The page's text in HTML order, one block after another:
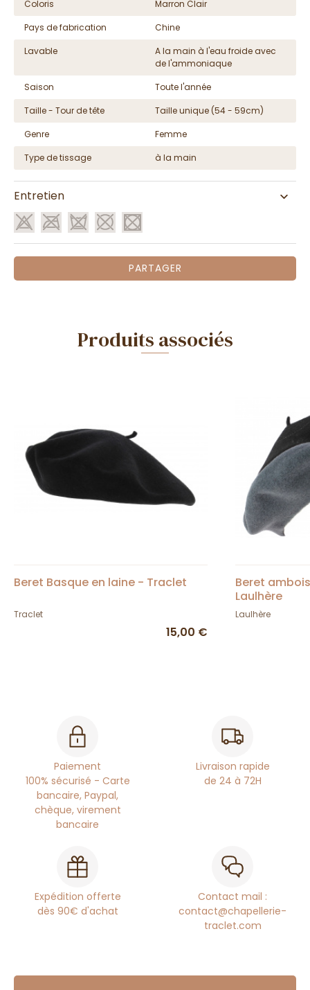
Coloris
Marron Clair
Pays de fabrication
Chine
Lavable
A la main à l'eau froide avec
de l'ammoniaque
Saison
Toute l'année
Taille - Tour de tête
Taille unique (54 - 59cm)
Genre
Femme
Type de tissage
à la main
Entretien
PARTAGER
Produits associés
Beret Basque en laine - Traclet
Traclet
15,00 €
Beret
Laulhère
Laulhère
Paiement
100% sécurisé - Carte
bancaire, Paypal,
chèque, virement
bancaire
Livraison rapide
de 24 à 72H
Expédition offerte
dès 90€ d'achat
Contact mail :
contact@chapellerie-
traclet.com